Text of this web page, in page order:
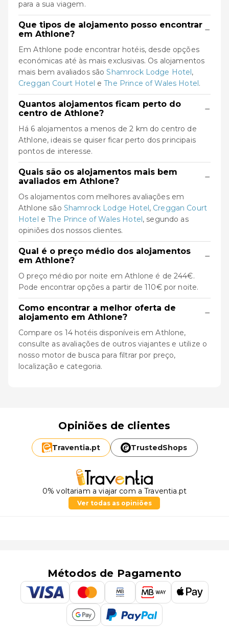
para a sua viagem.
Que tipos de alojamento posso encontrar
em Athlone?
−
Em Athlone pode encontrar hotéis, desde opções
económicas até às mais exclusivas. Os alojamentos
mais bem avaliados sãoShamrock Lodge Hotel,
Creggan Court Hotel eThe Prince of Wales Hotel.
Quantos alojamentos ficam perto do
centro de Athlone?
−
Há 6 alojamentos a menos de 2 km do centro de
Athlone, ideais se quiser ficar perto dos principais
pontos de interesse.
Quais são os alojamentos mais bem
avaliados em Athlone?
−
Os alojamentos com melhores avaliações em
Athlone são Shamrock Lodge Hotel, Creggan Court
Hotel eThe Prince of Wales Hotel, segundo as
opiniões dos nossos clientes.
Qual é o preço médio dos alojamentos
em Athlone?
−
O preço médio por noite em Athlone é de 244€.
Pode encontrar opções a partir de 110€ por noite.
Como encontrar a melhor oferta de
alojamento em Athlone?
−
Compare os 14 hotéis disponíveis em Athlone,
consulte as avaliações de outros viajantes e utilize o
nosso motor de busca para filtrar por preço,
localização e categoria.
Opiniões de clientes
Traventia.pt TrustedShops
0% voltariam a viajar com a Traventia.pt
Ver todas as opiniões
Métodos de Pagamento